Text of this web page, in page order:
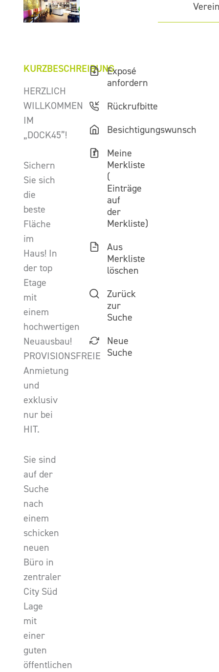
KURZBESCHREIBUNG
HERZLICH
WILLKOMMEN
IM
„DOCK45”!
Sichern
Sie sich
die
beste
Fläche
im
Haus! In
der top
Etage
mit
einem
hochwertigen
Neuausbau!
PROVISIONSFREIE
Anmietung
und
exklusiv
nur bei
HIT.
Sie sind
auf der
Suche
nach
einem
schicken
neuen
Büro in
zentraler
City Süd
Lage
mit
einer
guten
öffentlichen
Exposé
anfordern
Rückrufbitte
Besichtigungswunsch
Meine
Merkliste
(
Einträge
auf
der
Merkliste)
Aus
Merkliste
löschen
Zurück
zur
Suche
Neue
Suche